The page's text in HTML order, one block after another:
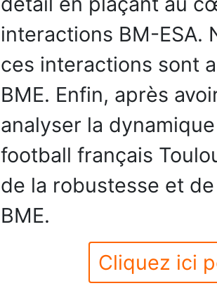
interactions BM-ESA.
ces interactions sont
BME. Enfin, après
analyser la
football français
de la robustesse et
BME.
Cliquez ici